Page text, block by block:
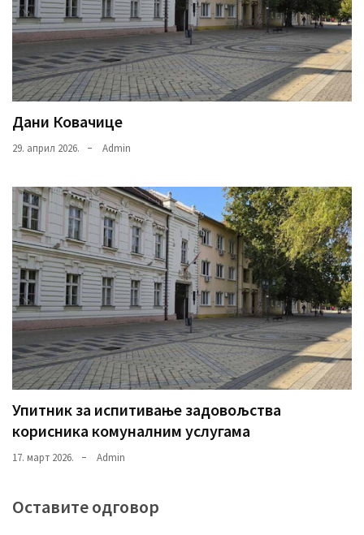
Дани Ковачице
29. април 2026. Admin
Упитник за испитивање задовољства
корисника комуналним услугама
17. март 2026. Admin
Оставите одговор